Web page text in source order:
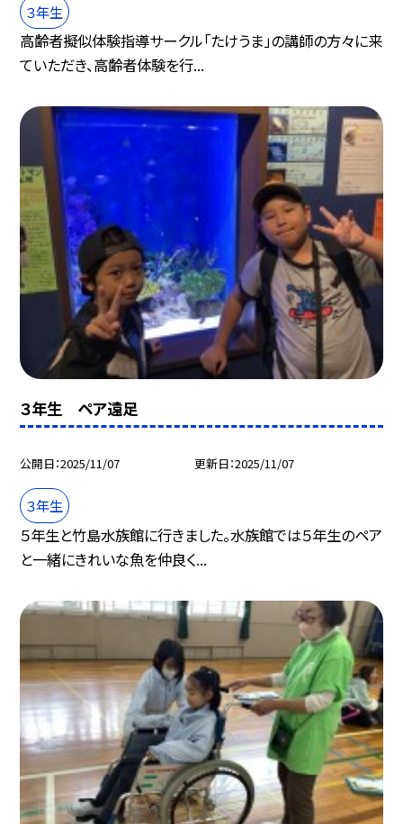
３年生
高齢者擬似体験指導サークル「たけうま」の講師の方々に来
ていただき、高齢者体験を行...
３年生 ペア遠足
公開日 2025/11/07 更新日 2025/11/07
３年生
５年生と竹島水族館に行きました。水族館では５年生のペア
と一緒にきれいな魚を仲良く...